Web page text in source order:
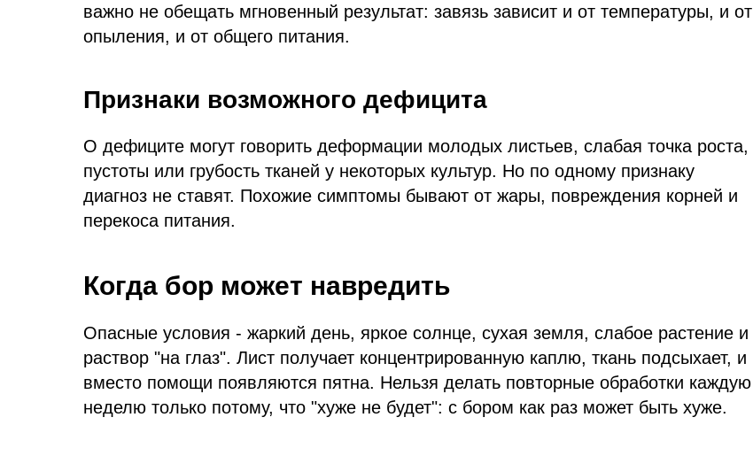
важно не обещать мгновенный результат: завязь зависит и от температуры, и от
опыления, и от общего питания.
Признаки возможного дефицита
О дефиците могут говорить деформации молодых листьев, слабая точка роста,
пустоты или грубость тканей у некоторых культур. Но по одному признаку
диагноз не ставят. Похожие симптомы бывают от жары, повреждения корней и
перекоса питания.
Когда бор может навредить
Опасные условия - жаркий день, яркое солнце, сухая земля, слабое растение и
раствор "на глаз". Лист получает концентрированную каплю, ткань подсыхает, и
вместо помощи появляются пятна. Нельзя делать повторные обработки каждую
неделю только потому, что "хуже не будет": с бором как раз может быть хуже.